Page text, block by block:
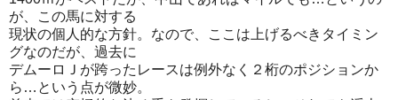
が、この馬に対する
現状の個人的な方針。なので、ここは上げるべきタイミン
グなのだが、過去に
デムーロＪが跨ったレースは例外なく２桁のポジションか
ら…という点が微妙。